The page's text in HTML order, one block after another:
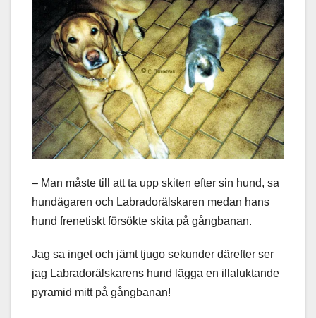
– Man måste till att ta upp skiten efter sin hund, sa
hundägaren och Labradorälskaren medan hans
hund frenetiskt försökte skita på gångbanan.
Jag sa inget och jämt tjugo sekunder därefter ser
jag Labradorälskarens hund lägga en illaluktande
pyramid mitt på gångbanan!